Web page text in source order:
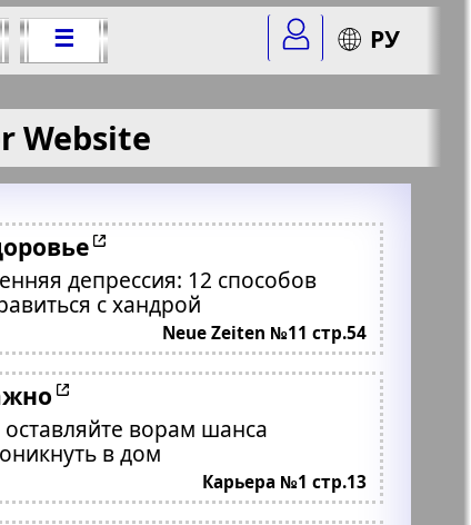
☰ РУ
Website
депрессия: 12 способов
с хандрой
Neue Zeiten №11 стр.54
ворам шанса
в дом
Карьера №1 стр.13